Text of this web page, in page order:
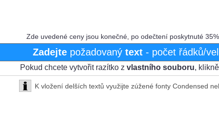
K vložení delších textů využijte zúžené fonty Condensed
Pokud chcete vytvořit razítko z vlastního souboru,
Zadejte požadovaný text - počet řádků/
Zde uvedené ceny jsou konečné, po odečtení poskytnuté